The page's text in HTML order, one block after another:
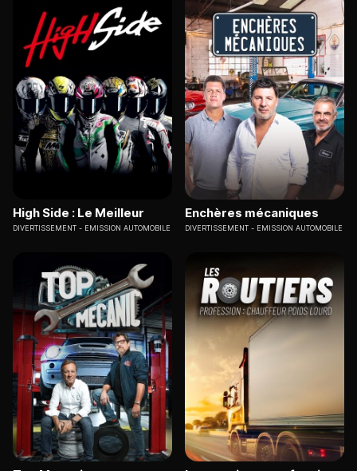
High Side : Le Meilleur
DIVERTISSEMENT EMISSION AUTOMOBILE
Enchères mécaniques
DIVERTISSEMENT EMISSION AUTOMOBILE